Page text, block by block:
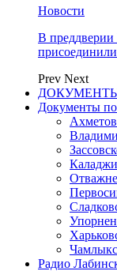
Новости
В
Prev Next
Документы
Радио